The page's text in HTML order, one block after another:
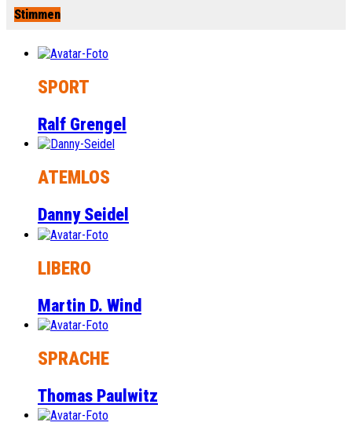
Stimmen
SPORT
Ralf Grengel
ATEMLOS
Danny Seidel
LIBERO
Martin D. Wind
SPRACHE
Thomas Paulwitz